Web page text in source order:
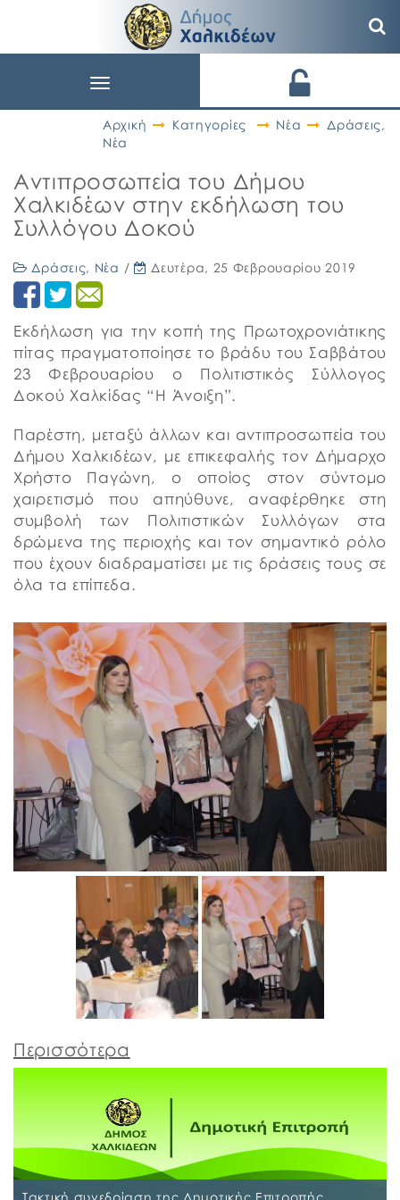
Toggle
Αρχική
Κατηγορίες Νέα Δράσεις,
Νέα
Αντιπροσωπεία του Δήμου
Χαλκιδέων στην εκδήλωση του
Συλλόγου Δοκού
Δράσεις, Νέα / Δευτέρα, 25 Φεβρουαρίου 2019
Εκδήλωση για την κοπή της Πρωτοχρονιάτικης
πίτας πραγματοποίησε το βράδυ του Σαββάτου
23 Φεβρουαρίου ο Πολιτιστικός Σύλλογος
Δοκού Χαλκίδας “Η Άνοιξη”.
Παρέστη, μεταξύ άλλων και αντιπροσωπεία του
Δήμου Χαλκιδέων, με επικεφαλής τον Δήμαρχο
Χρήστο Παγώνη, ο οποίος στον σύντομο
χαιρετισμό που απηύθυνε, αναφέρθηκε στη
συμβολή των Πολιτιστικών Συλλόγων στα
δρώμενα της περιοχής και τον σημαντικό ρόλο
που έχουν διαδραματίσει με τις δράσεις τους σε
όλα τα επίπεδα.
Περισσότερα
Τακτική συνεδρίαση της Δημοτικής Επιτροπής